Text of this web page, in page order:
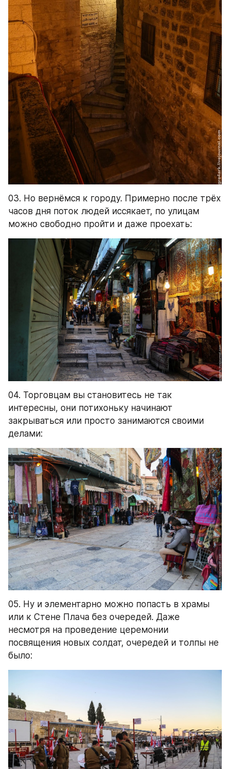
03. Но вернёмся к городу. Примерно после трёх
часов дня поток людей иссякает, по улицам
можно свободно пройти и даже проехать:
04. Торговцам вы становитесь не так
интересны, они потихоньку начинают
закрываться или просто занимаются своими
делами:
05. Ну и элементарно можно попасть в храмы
или к Стене Плача без очередей. Даже
несмотря на проведение церемонии
посвящения новых солдат, очередей и толпы не
было: